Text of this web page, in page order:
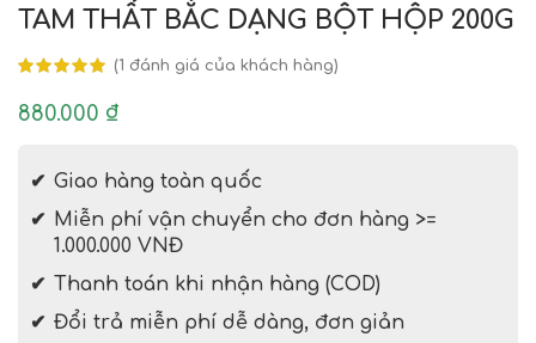
TAM THẤT BẮC DẠNG BỘT HỘP 200G
(1 đánh giá của khách hàng)
880.000 ₫
Giao hàng toàn quốc
Miễn phí vận chuyển cho đơn hàng >=
1.000.000 VNĐ
Thanh toán khi nhận hàng (COD)
Đổi trả miễn phí dễ dàng, đơn giản